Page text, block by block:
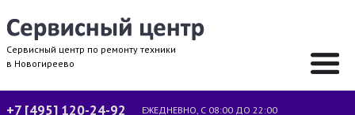
Сервисный центр по ремонту техники
в Новогиреево
+7 [495] 120-24-92 ЕЖЕДНЕВНО, С 08:00 ДО 22:00